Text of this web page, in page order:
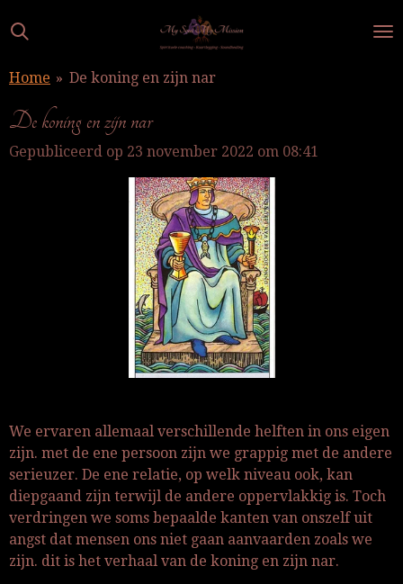
direct
de
hoofdinhoud
Home » De koning en zijn nar
De koning en zijn nar
Gepubliceerd op 23 november 2022 om 08:41
We ervaren allemaal verschillende helften in ons eigen
zijn. met de ene persoon zijn we grappig met de andere
serieuzer. De ene relatie, op welk niveau ook, kan
diepgaand zijn terwijl de andere oppervlakkig is. Toch
verdringen we soms bepaalde kanten van onszelf uit
angst dat mensen ons niet gaan aanvaarden zoals we
zijn. dit is het verhaal van de koning en zijn nar.